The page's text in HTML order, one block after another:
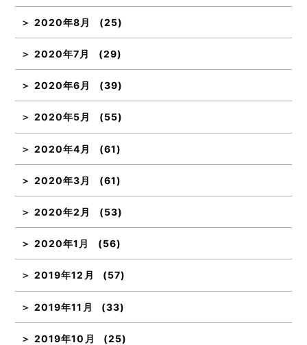
2020年8月 (25)
2020年7月 (29)
2020年6月 (39)
2020年5月 (55)
2020年4月 (61)
2020年3月 (61)
2020年2月 (53)
2020年1月 (56)
2019年12月 (57)
2019年11月 (33)
2019年10月 (25)